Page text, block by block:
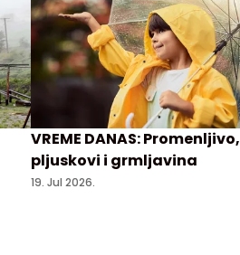
VREME DANAS: Promenljivo,
pljuskovi i grmljavina
19. Jul 2026.